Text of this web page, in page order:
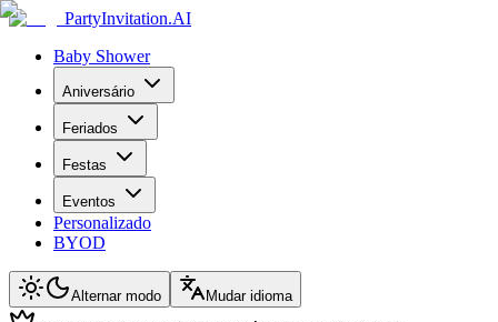
PartyInvitation.AI
Baby Shower
Aniversário
Feriados
Festas
Eventos
Personalizado
BYOD
Alternar modo Mudar idioma